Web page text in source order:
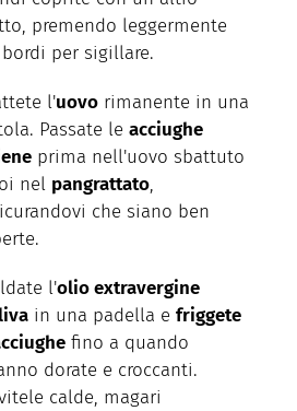
premendo leggermente
per sigillare.
l'uovo rimanente in una
Passate le acciughe
prima nell'uovo sbattuto
nel pangrattato,
che siano ben
l'olio extravergine
in una padella e friggete
fino a quando
dorate e croccanti.
calde, magari